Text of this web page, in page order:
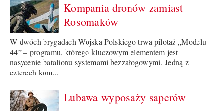
Kompania dronów zamiast
Rosomaków
W dwóch brygadach Wojska Polskiego trwa pilotaż „Modelu
44” – programu, którego kluczowym elementem jest
nasycenie batalionu systemami bezzałogowymi. Jedną z
czterech kom...
Lubawa wyposaży saperów